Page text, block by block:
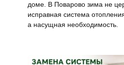
доме. В Поварово зима не
исправная система
а насущная необходимость.